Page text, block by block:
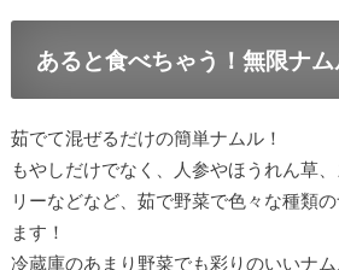
あると食べちゃう！無限ナ
茹でて混ぜるだけの簡単ナムル！
もやしだけでなく、人参やほうれん草
リーなどなど、茹で野菜で色々な種類
ます！
冷蔵庫のあまり野菜でも彩りのいいナ